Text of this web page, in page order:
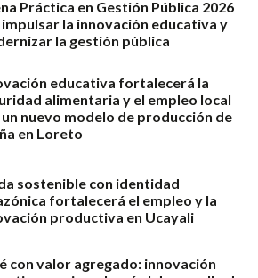
Práctica en Gestión Pública 2026
la innovación educativa y
la gestión pública
educativa fortalecerá la
alimentaria y el empleo local
un nuevo modelo de producción de
en Loreto
sostenible con identidad
fortalecerá el empleo y la
productiva en Ucayali
con valor agregado: innovación